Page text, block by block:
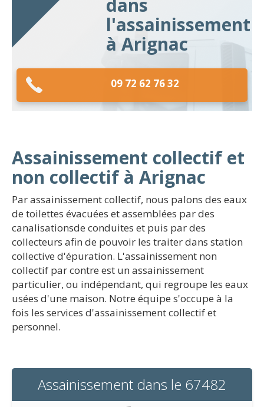
dans
l'assainissement
à Arignac
09 72 62 76 32
Assainissement collectif et
non collectif à Arignac
Par assainissement collectif, nous palons des eaux
de toilettes évacuées et assemblées par des
canalisationsde conduites et puis par des
collecteurs afin de pouvoir les traiter dans station
collective d'épuration. L'assainissement non
collectif par contre est un assainissement
particulier, ou indépendant, qui regroupe les eaux
usées d'une maison. Notre équipe s'occupe à la
fois les services d'assainissement collectif et
personnel.
Assainissement dans le 67482